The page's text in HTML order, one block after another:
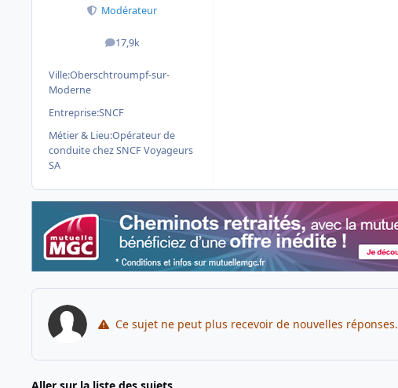
Modérateur
17,9k
messages
Ville:Oberschtroumpf-sur-
Moderne
Entreprise:SNCF
Métier & Lieu:Opérateur de
conduite chez SNCF Voyageurs
SA
Ce sujet ne peut plus recevoir de nouvelles réponses.
Aller sur la liste des sujets